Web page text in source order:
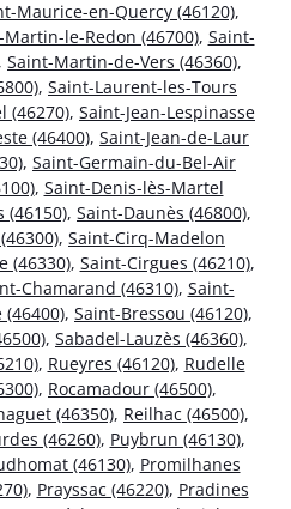
Maurice-en-Quercy (46120),
Martin-le-Redon (46700), Saint-
, Saint-Martin-de-Vers (46360),
, Saint-Laurent-les-Tours
(46270), Saint-Jean-Lespinasse
(46400), Saint-Jean-de-Laur
, Saint-Germain-du-Bel-Air
, Saint-Denis-lès-Martel
(46150), Saint-Daunès (46800),
, Saint-Cirq-Madelon
(46330), Saint-Cirgues (46210),
Chamarand (46310), Saint-
(46400), Saint-Bressou (46120),
, Sabadel-Lauzès (46360),
, Rueyres (46120), Rudelle
, Rocamadour (46500),
(46350), Reilhac (46500),
(46260), Puybrun (46130),
(46130), Promilhanes
, Prayssac (46220), Pradines